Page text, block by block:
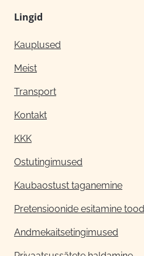
Lingid
Kauplused
Meist
Transport
Kontakt
KKK
Ostutingimused
Kaubaostust taganemine
Pretensioonide esitamine
Andmekaitsetingimused